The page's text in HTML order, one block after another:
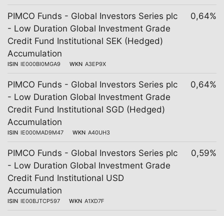
PIMCO Funds - Global Investors Series plc
- Low Duration Global Investment Grade
Credit Fund Institutional SEK (Hedged)
Accumulation
ISIN IE000BI0MGA9 WKN A3EP9X
0,64%
PIMCO Funds - Global Investors Series plc
- Low Duration Global Investment Grade
Credit Fund Institutional SGD (Hedged)
Accumulation
ISIN IE000MAD9M47 WKN A40UH3
0,64%
PIMCO Funds - Global Investors Series plc
- Low Duration Global Investment Grade
Credit Fund Institutional USD
Accumulation
ISIN IE00BJTCP597 WKN A1XD7F
0,59%